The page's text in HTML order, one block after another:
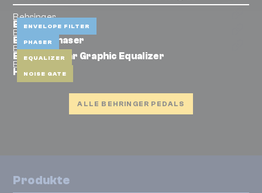
ENVELOPE FILTER
Behringer
B-tron III
PHASER
Behringer
BM-13-Phaser
EQUALIZER
Behringer
EQ700 Guitar Graphic Equalizer
NOISE GATE
Behringer
HD400
ALLE BEHRINGER PEDALS
Produkte